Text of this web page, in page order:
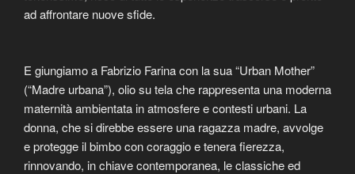
ad affrontare nuove sfide.
E giungiamo a Fabrizio Farina con la sua “Urban Mother”
(“Madre urbana”), olio su tela che rappresenta una moderna
maternità ambientata in atmosfere e contesti urbani. La
donna, che si direbbe essere una ragazza madre, avvolge
e protegge il bimbo con coraggio e tenera fierezza,
rinnovando, in chiave contemporanea, le classiche ed